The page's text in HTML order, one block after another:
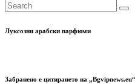
Луксозни арабски парфюми
Забранено е цитирането на